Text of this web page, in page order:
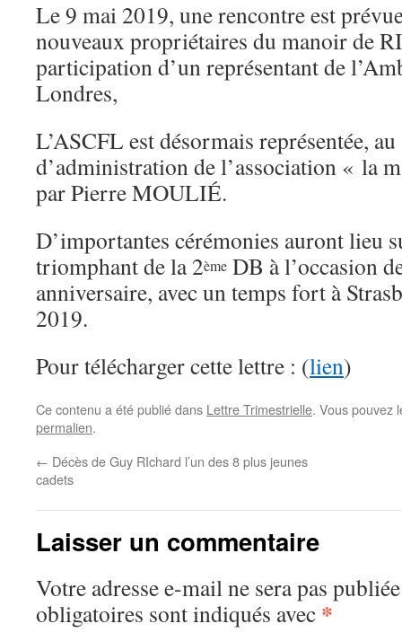
Le 9 mai 2019, une rencontre est
nouveaux propriétaires du manoir de
participation d’un représentant de
Londres,
L’ASCFL est désormais représentée,
d’administration de l’association « la
par Pierre MOULIÉ.
D’importantes cérémonies auront lieu
triomphant de la 2ème DB à l’occasion
anniversaire, avec un temps fort à
2019.
Pour télécharger cette lettre : (lien)
Ce contenu a été publié dans Lettre Trimestrielle. Vous pouvez
permalien.
← Décès de Guy RIchard l’un des 8 plus jeunes
cadets
Laisser un commentaire
Votre adresse e-mail ne sera pas
obligatoires sont indiqués avec *